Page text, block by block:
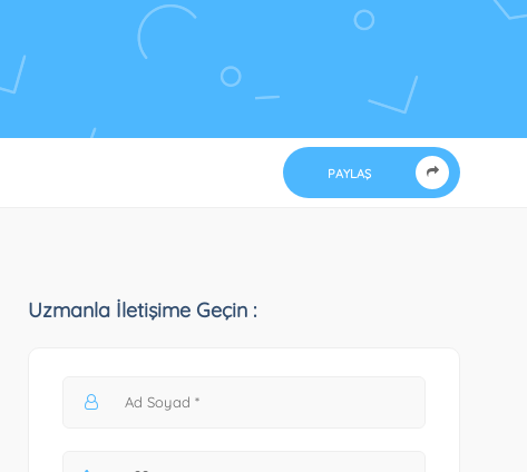
PAYLAŞ
Uzmanla İletişime Geçin :